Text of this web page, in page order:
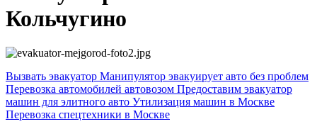
Кольчугино
Вызвать эвакуатор Манипулятор эвакуирует авто без проблем
Перевозка автомобилей автовозом Предоставим эвакуатор
машин для элитного авто Утилизация машин в Москве
Перевозка спецтехники в Москве